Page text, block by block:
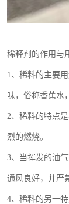
稀释剂的作用与
1、稀料的主要
味，俗称香蕉水
2、稀料的特点
烈的燃烧。
3、当挥发的油
通风良好，并严
4、稀料的另一